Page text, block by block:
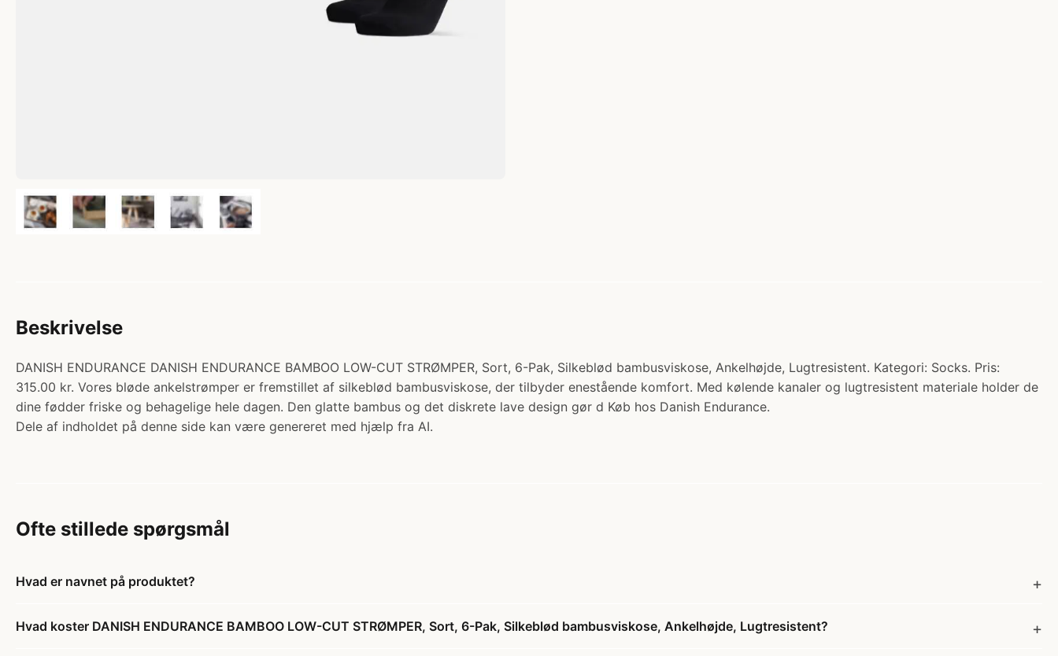
Beskrivelse
DANISH ENDURANCE DANISH ENDURANCE BAMBOO LOW-CUT STRØMPER, Sort, 6-Pak, Silkeblød bambusviskose, Ankelhøjde, Lugtresistent. Kategori: Socks. Pris:
315.00 kr. Vores bløde ankelstrømper er fremstillet af silkeblød bambusviskose, der tilbyder enestående komfort. Med kølende kanaler og lugtresistent materiale holder de
dine fødder friske og behagelige hele dagen. Den glatte bambus og det diskrete lave design gør d Køb hos Danish Endurance.
Dele af indholdet på denne side kan være genereret med hjælp fra AI.
Ofte stillede spørgsmål
Hvad er navnet på produktet?
Hvad koster DANISH ENDURANCE BAMBOO LOW-CUT STRØMPER, Sort, 6-Pak, Silkeblød bambusviskose, Ankelhøjde, Lugtresistent?